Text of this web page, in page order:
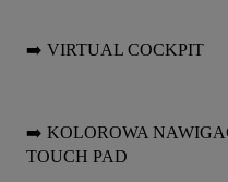
➡️ VIRTUAL COCKPIT
➡️ KOLOROWA
TOUCH PAD